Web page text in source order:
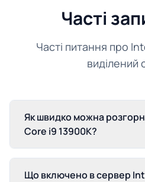
Часті
Часті питання про
виділений
Як швидко можна
Core i9 13900K?
Що включено в сервер